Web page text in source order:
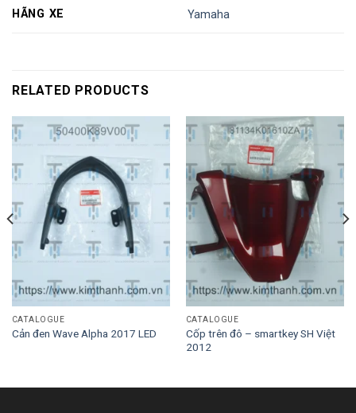
HÃNG XE Yamaha
RELATED PRODUCTS
CATALOGUE
Cản đen Wave Alpha 2017 LED
CATALOGUE
Cốp trên đô – smartkey SH Việt
2012